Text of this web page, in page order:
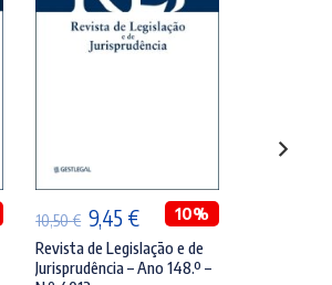
10,50€ O
preço
original
9,45 €O
preço
atual
10%
Revista de Legislação e de
Jurisprudência – Ano 148.º –